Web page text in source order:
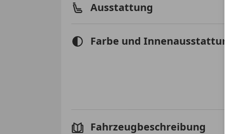
Ausstattung
Farbe und Innenausstattung
Fahrzeugbeschreibung